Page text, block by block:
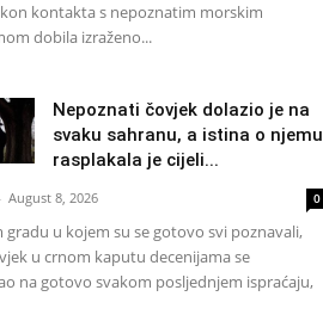
kontakta s nepoznatim morskim
dobila izraženo...
Nepoznati čovjek dolazio je na
svaku sahranu, a istina o njemu
rasplakala je cijeli...
- August 8, 2026 0
gradu u kojem su se gotovo svi poznavali,
u crnom kaputu decenijama se
na gotovo svakom posljednjem ispraćaju,